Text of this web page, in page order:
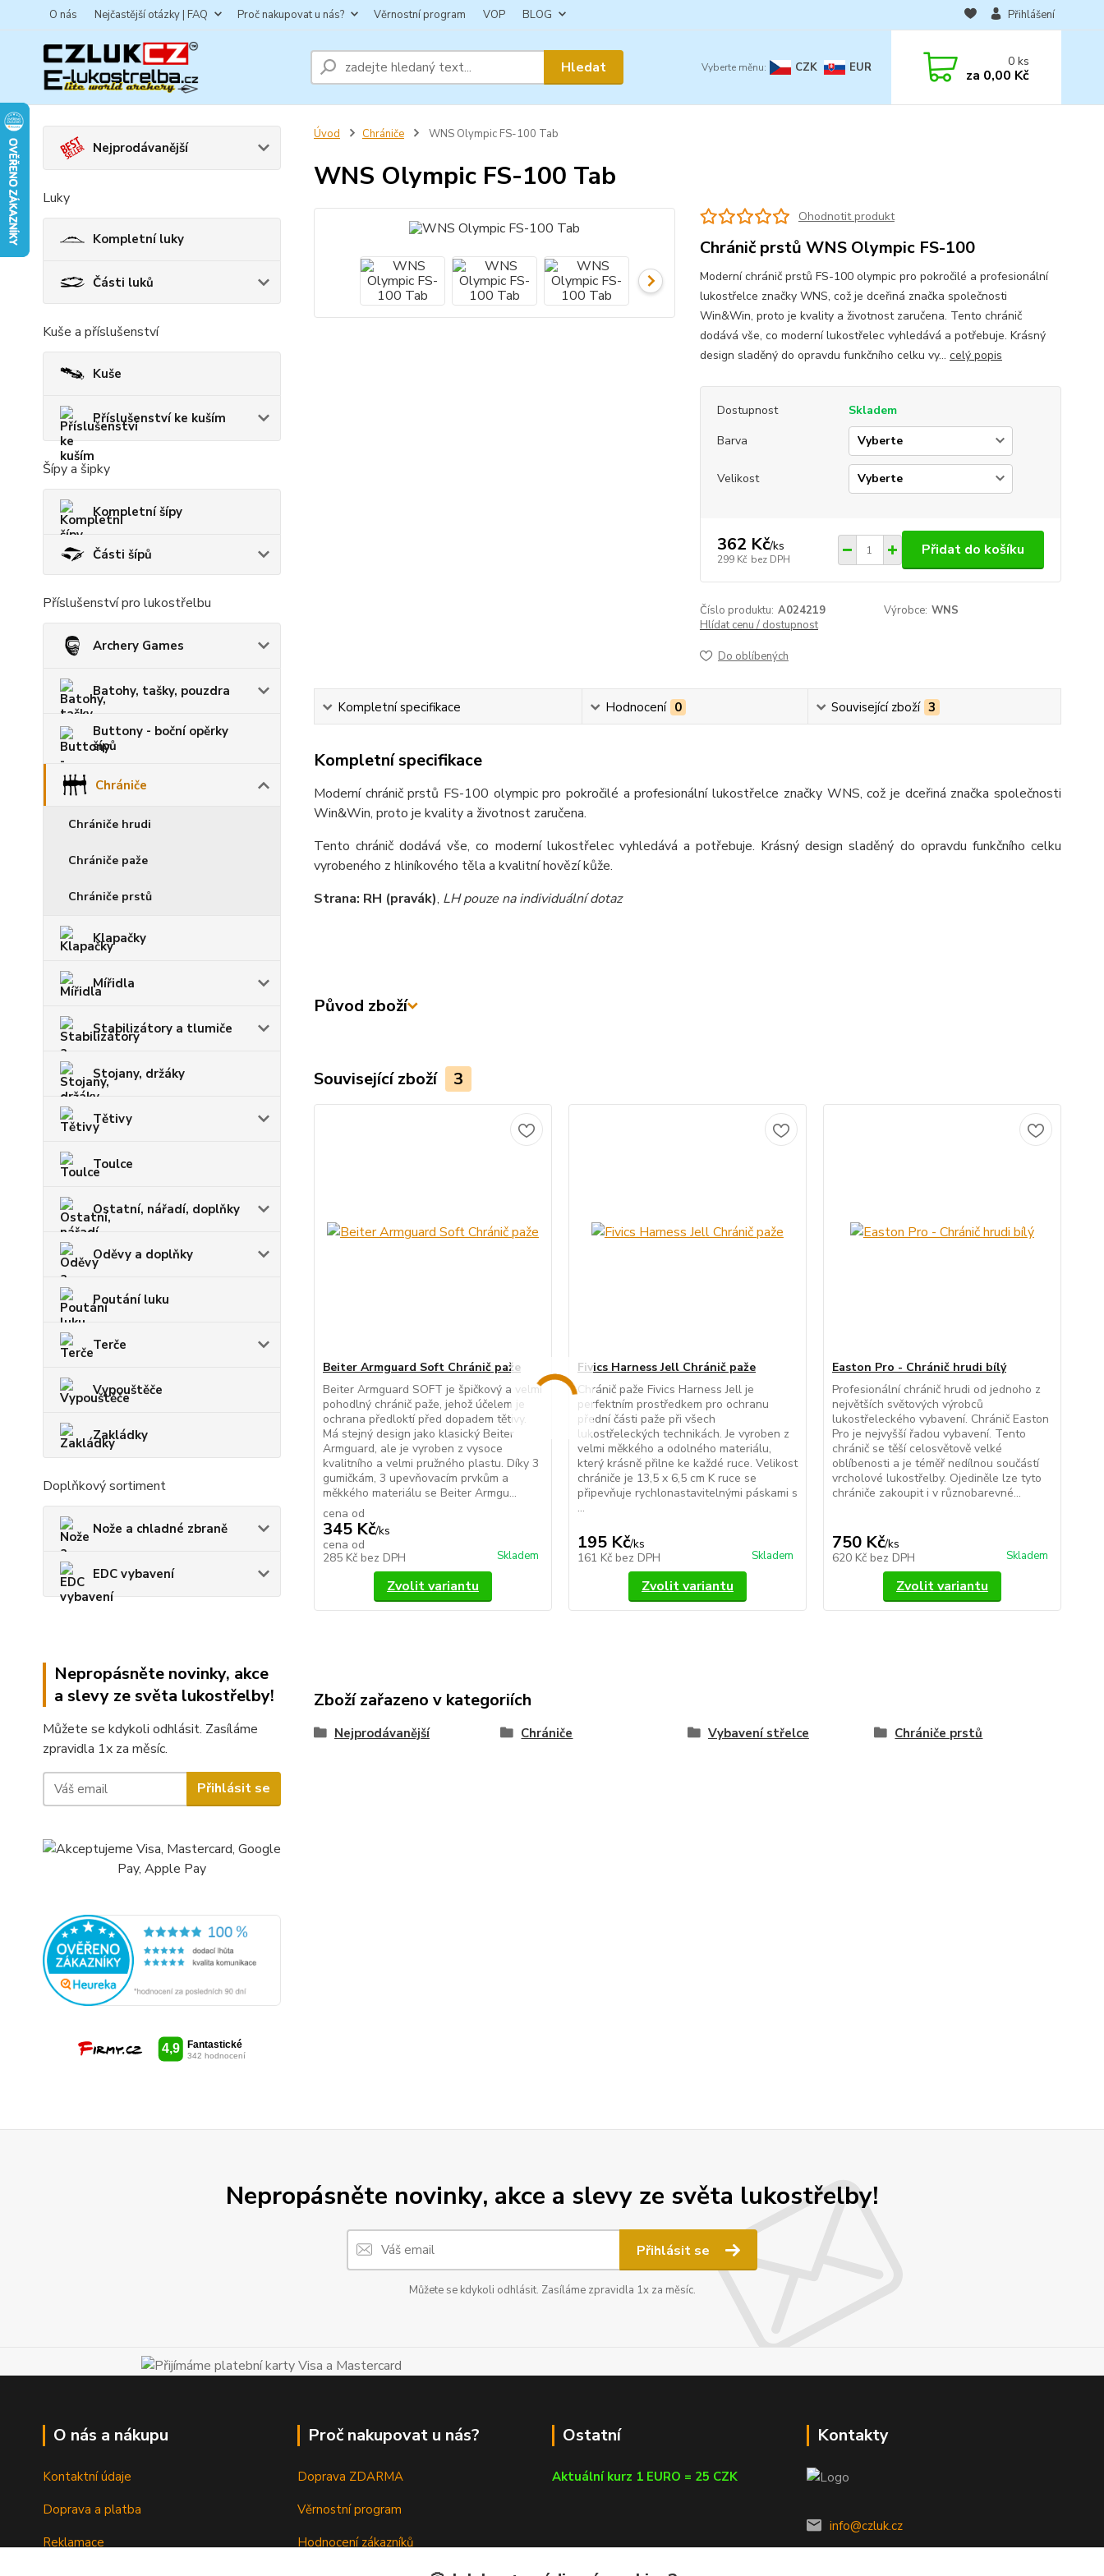
O nás Nejčastější otázky | FAQ Proč nakupovat u nás? Věrnostní program VOP BLOG
CZK EUR
Přihlášení
Hledat 0ks
za 0,00 Kč
Nejprodávanější
Luky
Kompletní luky
Části luků
Kuše a příslušenství
Kuše
Příslušenství ke kuším
Šípy a šipky
Kompletní šípy
Části šípů
Příslušenství pro lukostřelbu
Archery Games
Batohy, tašky, pouzdra
Buttony - boční opěrky
šípů
Chrániče
Chrániče hrudi
Chrániče paže
Chrániče prstů
Klapačky
Mířidla
Stabilizátory a tlumiče
Stojany, držáky
Tětivy
Toulce
Ostatní, nářadí, doplňky
Oděvy a doplňky
Poutání luku
Terče
Vypouštěče
Zakládky
Doplňkový sortiment
Nože a chladné zbraně
EDC vybavení
Nepropásněte novinky, akce
a slevy ze světa lukostřelby!
Můžete se kdykoli odhlásit. Zasíláme
zpravidla 1x za měsíc.
Přihlásit se
Úvod Chrániče WNS Olympic FS-100 Tab
WNS Olympic FS-100 Tab
Ohodnotit produkt
Chránič prstů WNS Olympic FS-100
Moderní chránič prstů FS-100 olympic pro pokročilé a profesionální
lukostřelce značky WNS, což je dceřiná značka společnosti
Win&Win, proto je kvality a životnost zaručena. Tento chránič
dodává vše, co moderní lukostřelec vyhledává a potřebuje. Krásný
design sladěný do opravdu funkčního celku vy... celý popis
Dostupnost
Skladem
Barva
Velikost
362 Kč/ks
299 Kč bez DPH
Přidat do košíku
Číslo produktu: A024219 Výrobce: WNS
Hlídat cenu / dostupnost
Do oblíbených
Kompletní specifikace Hodnocení 0 Související zboží 3
Kompletní specifikace
Moderní chránič prstů FS-100 olympic pro pokročilé a profesionální lukostřelce značky WNS, což je dceřiná značka společnosti
Win&Win, proto je kvality a životnost zaručena.
Tento chránič dodává vše, co moderní lukostřelec vyhledává a potřebuje. Krásný design sladěný do opravdu funkčního celku
vyrobeného z hliníkového těla a kvalitní hovězí kůže.
Strana: RH (pravák), LH pouze na individuální dotaz
Původ zboží
Související zboží 3
Beiter Armguard Soft Chránič paže
Beiter Armguard SOFT je špičkový a velmi
pohodlný chránič paže, jehož účelem je
ochrana předloktí před dopadem tětivy.
Má stejný design jako klasický Beiter
Armguard, ale je vyroben z vysoce
kvalitního a velmi pružného plastu. Díky 3
gumičkám, 3 upevňovacím prvkům a
měkkého materiálu se Beiter Armgu...
cena od
345 Kč/ks
cena od
285 Kč bez DPH Skladem
Zvolit variantu
Fivics Harness Jell Chránič paže
Chránič paže Fivics Harness Jell je
perfektním prostředkem pro ochranu
přední části paže při všech
lukostřeleckých technikách. Je vyroben z
velmi měkkého a odolného materiálu,
který krásně přilne ke každé ruce. Velikost
chrániče je 13,5 x 6,5 cm K ruce se
připevňuje rychlonastavitelnými páskami s
...
195 Kč/ks
161 Kč bez DPH Skladem
Zvolit variantu
Easton Pro - Chránič hrudi bílý
Profesionální chránič hrudi od jednoho z
největších světových výrobců
lukostřeleckého vybavení. Chránič Easton
Pro je nejvyšší řadou vybavení. Tento
chránič se těší celosvětově velké
oblíbenosti a je téměř nedílnou součástí
vrcholové lukostřelby. Ojediněle lze tyto
chrániče zakoupit i v různobarevné...
750 Kč/ks
620 Kč bez DPH Skladem
Zvolit variantu
Zboží zařazeno v kategoriích
Nejprodávanější Chrániče Vybavení střelce Chrániče prstů
Nepropásněte novinky, akce a slevy ze světa lukostřelby!
Přihlásit se
Můžete se kdykoli odhlásit. Zasíláme zpravidla 1x za měsíc.
O nás a nákupu
Kontaktní údaje
Doprava a platba
Reklamace
Proč nakupovat u nás?
Doprava ZDARMA
Věrnostní program
Hodnocení zákazníků
Ostatní
Aktuální kurz 1 EURO = 25 CZK
Kontakty
info@czluk.cz